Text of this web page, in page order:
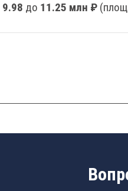
9.98 до 11.25 млн ₽